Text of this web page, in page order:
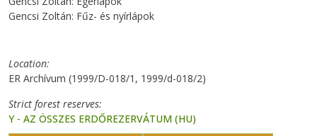
Gencsi Zoltán: Fűz- és nyírlápok
Location
ER Archívum (1999/D-018/1, 1999/d-018/2)
Strict forest reserves
Y - AZ ÖSSZES ERDŐREZERVÁTUM (HU)